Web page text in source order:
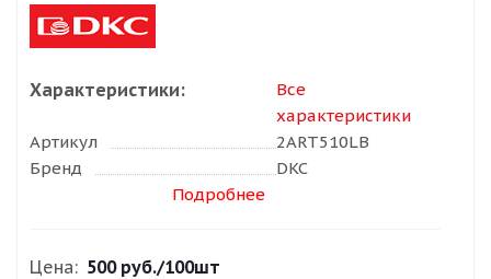
Характеристики:
Все
характеристики
Артикул
2ART510LB
Бренд
DKC
Подробнее
Цена: 500 руб./100шт